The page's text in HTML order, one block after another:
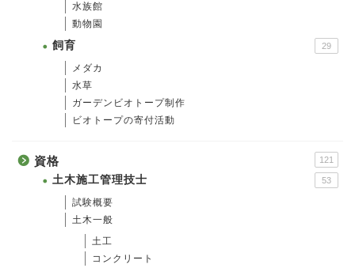
水族館
動物園
飼育 29
メダカ
水草
ガーデンビオトープ制作
ビオトープの寄付活動
資格 121
土木施工管理技士 53
試験概要
土木一般
土工
コンクリート